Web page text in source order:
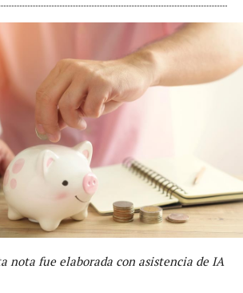
nota fue elaborada con asistencia de IA